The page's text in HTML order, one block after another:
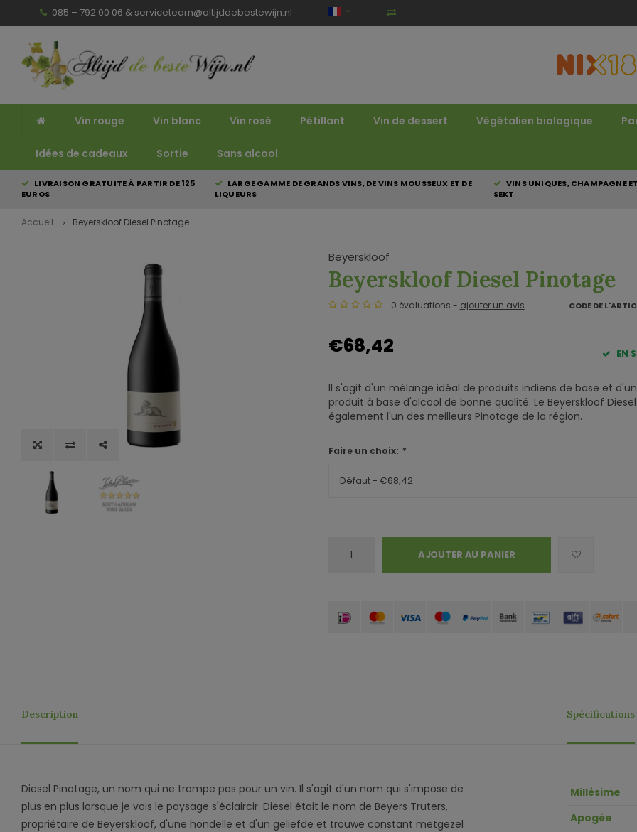
085 – 792 00 06 & serviceteam@altijddebestewijn.nl
Vin rouge Vin blanc Vin rosé Pétillant Vin de dessert Végétalien biologique
Idées de cadeaux Sortie Sans alcool
LIVRAISON GRATUITE À PARTIR DE 125
EUROS
LARGE GAMME DE GRANDS VINS, DE VINS MOUSSEUX ET DE
LIQUEURS
VINS UNIQUES, CHAMPAGNE
SEKT
Accueil Beyerskloof Diesel Pinotage
Beyerskloof
Beyerskloof Diesel Pinotage
0 évaluations - ajouter un avis CODE DE
€68,42 EN
Il s'agit d'un mélange idéal de produits indiens de base et d'un
produit à base d'alcool de bonne qualité. Le Beyerskloof
également l'un des meilleurs Pinotage de la région.
Faire un choix: *
Défaut - €68,42
AJOUTER AU PANIER
Description Spécifications
Diesel Pinotage, un nom qui ne trompe pas pour un vin. Il s'agit d'un nom qui s'impose de
plus en plus lorsque je vois le paysage s'éclaircir. Diesel était le nom de Beyers Truters,
propriétaire de Beyerskloof, d'une hondelle et d'un geliefde et trouwe constant metgezel
Millésime
Apogée